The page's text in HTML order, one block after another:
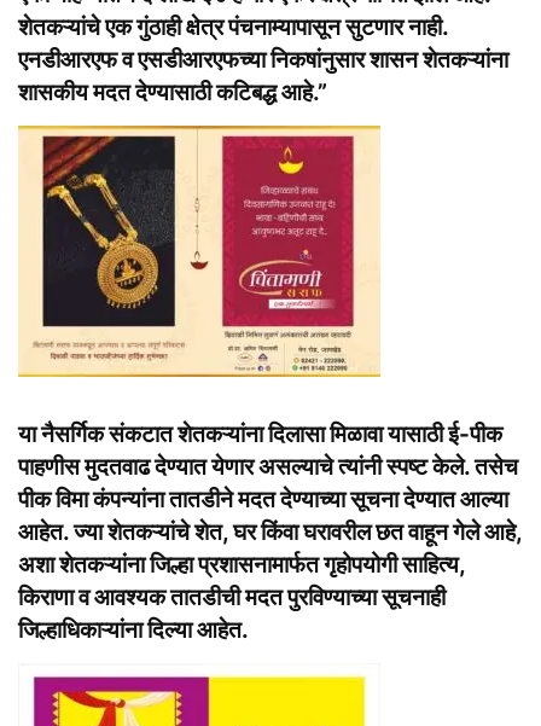
शेतकऱ्यांचे एक गुंठाही क्षेत्र पंचनाम्यापासून सुटणार नाही.
एनडीआरएफ व एसडीआरएफच्या निकषांनुसार शासन शेतकऱ्यांना
शासकीय मदत देण्यासाठी कटिबद्ध आहे.”
या नैसर्गिक संकटात शेतकऱ्यांना दिलासा मिळावा यासाठी ई-पीक
पाहणीस मुदतवाढ देण्यात येणार असल्याचे त्यांनी स्पष्ट केले. तसेच
पीक विमा कंपन्यांना तातडीने मदत देण्याच्या सूचना देण्यात आल्या
आहेत. ज्या शेतकऱ्यांचे शेत, घर किंवा घरावरील छत वाहून गेले आहे,
अशा शेतकऱ्यांना जिल्हा प्रशासनामार्फत गृहोपयोगी साहित्य,
किराणा व आवश्यक तातडीची मदत पुरविण्याच्या सूचनाही
जिल्हाधिकाऱ्यांना दिल्या आहेत.